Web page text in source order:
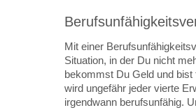
Mit einer
Situation, in der Du nicht
bekommst Du Geld und
wird ungefähr jeder vierte
irgendwann berufsunfähig.